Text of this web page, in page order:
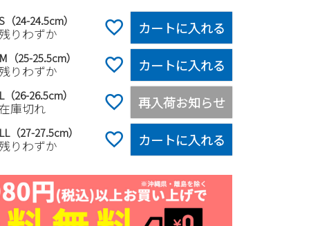
（24-24.5cm）
りわずか カートに入れる
M（25-25.5cm）
りわずか カートに入れる
L（26-26.5cm）
庫切れ 再入荷お知らせ
LL（27-27.5cm）
りわずか カートに入れる